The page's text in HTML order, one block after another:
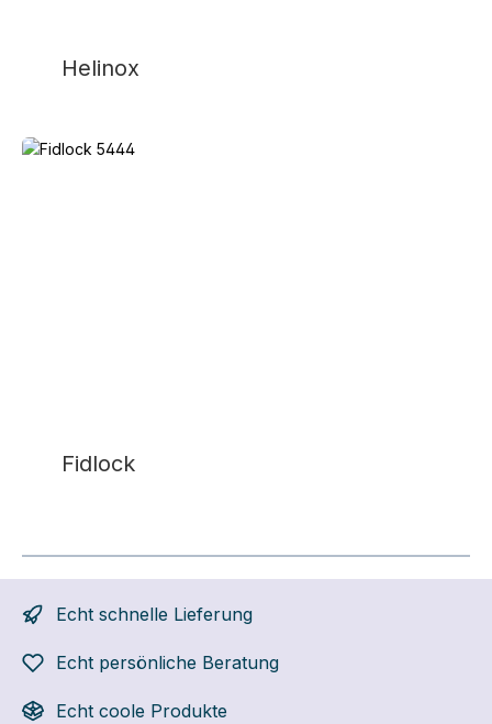
Helinox
Fidlock
Fidlock
Echt schnelle Lieferung
Echt persönliche Beratung
Echt coole Produkte